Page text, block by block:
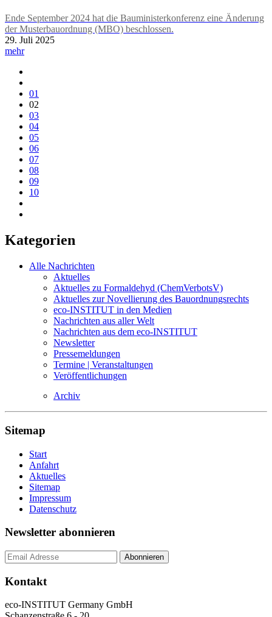
Ende September 2024 hat die Bauministerkonferenz eine Änderung
der Musterbauordnung (MBO) beschlossen.
29. Juli 2025
mehr
01
02
03
04
05
06
07
08
09
10
Kategorien
Alle Nachrichten
Aktuelles
Aktuelles zu Formaldehyd (ChemVerbotsV)
Aktuelles zur Novellierung des Bauordnungsrechts
eco-INSTITUT in den Medien
Nachrichten aus aller Welt
Nachrichten aus dem eco-INSTITUT
Newsletter
Pressemeldungen
Termine | Veranstaltungen
Veröffentlichungen
Archiv
Sitemap
Start
Anfahrt
Aktuelles
Sitemap
Impressum
Datenschutz
Newsletter abonnieren
Kontakt
eco-INSTITUT Germany GmbH